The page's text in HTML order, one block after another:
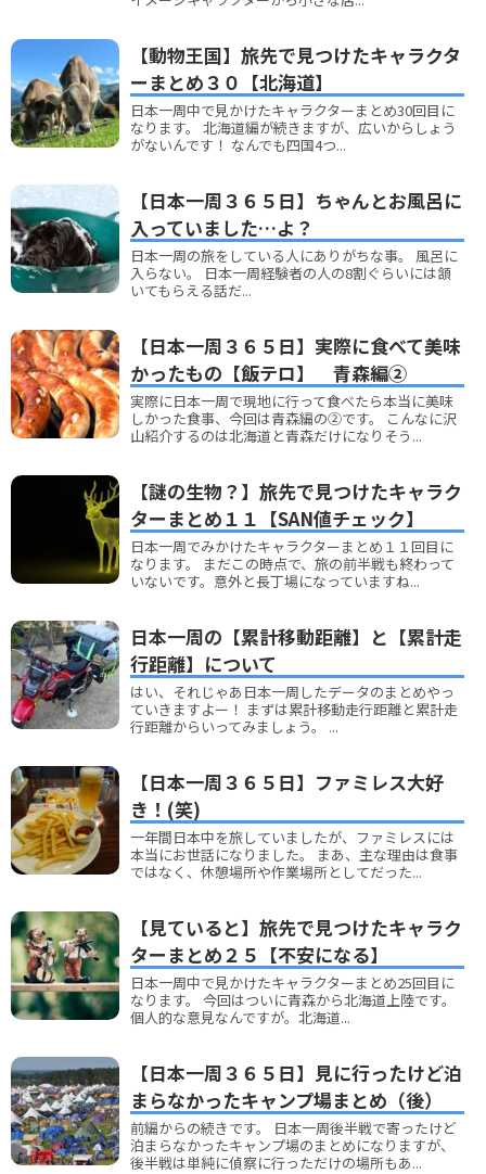
【動物王国】旅先で見つけたキャラクタ
ーまとめ３０【北海道】
日本一周中で見かけたキャラクターまとめ30回目に
なります。 北海道編が続きますが、広いからしょう
がないんです！ なんでも四国4つ...
【日本一周３６５日】ちゃんとお風呂に
入っていました…よ？
日本一周の旅をしている人にありがちな事。 風呂に
入らない。 日本一周経験者の人の8割ぐらいには頷
いてもらえる話だ...
【日本一周３６５日】実際に食べて美味
かったもの【飯テロ】 青森編②
実際に日本一周で現地に行って食べたら本当に美味
しかった食事、今回は青森編の②です。 こんなに沢
山紹介するのは北海道と青森だけになりそう...
【謎の生物？】旅先で見つけたキャラク
ターまとめ１１【SAN値チェック】
日本一周でみかけたキャラクターまとめ１１回目に
なります。 まだこの時点で、旅の前半戦も終わって
いないです。意外と長丁場になっていますね...
日本一周の【累計移動距離】と【累計走
行距離】について
はい、それじゃあ日本一周したデータのまとめやっ
ていきますよー！ まずは累計移動走行距離と累計走
行距離からいってみましょう。 ...
【日本一周３６５日】ファミレス大好
き！(笑)
一年間日本中を旅していましたが、ファミレスには
本当にお世話になりました。 まあ、主な理由は食事
ではなく、休憩場所や作業場所としてだった...
【見ていると】旅先で見つけたキャラク
ターまとめ２５【不安になる】
日本一周中で見かけたキャラクターまとめ25回目に
なります。 今回はついに青森から北海道上陸です。
個人的な意見なんですが。北海道...
【日本一周３６５日】見に行ったけど泊
まらなかったキャンプ場まとめ（後）
前編からの続きです。 日本一周後半戦で寄ったけど
泊まらなかったキャンプ場のまとめになりますが、
後半戦は単純に偵察に行っただけの場所もあ...